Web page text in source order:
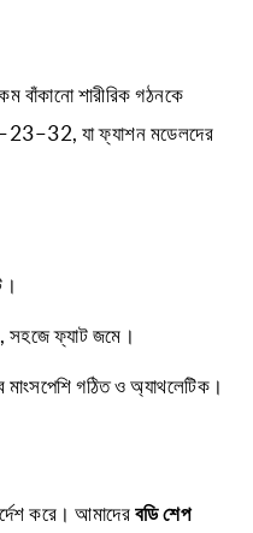
শারীরিক গঠনকে
যা ফ্যাশন মডেলদের
সহজে ফ্যাট জমে।
মাংসপেশি গঠিত ও অ্যাথলেটিক।
করে। আমাদের বডি শেপ